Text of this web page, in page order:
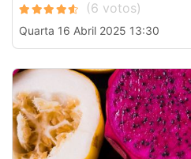
Quarta 16 Abril 2025 13:30